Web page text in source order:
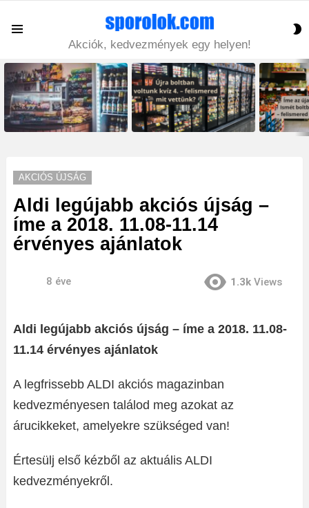
Akciók, kedvezmények egy helyen!
LATEST
STORIES
AKCIÓS ÚJSÁG
Aldi legújabb akciós újság –
íme a 2018. 11.08-11.14
érvényes ajánlatok
8 éve 1.3k Views
Aldi legújabb akciós újság – íme a 2018. 11.08-
11.14 érvényes ajánlatok
A legfrissebb ALDI akciós magazinban
kedvezményesen találod meg azokat az
árucikkeket, amelyekre szükséged van!
Értesülj első kézből az aktuális ALDI
kedvezményekről.